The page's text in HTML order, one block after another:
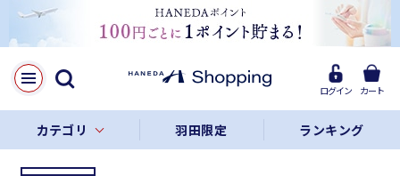
ログイン カート
カテゴリ 羽田限定 ランキング
LINE
Facebook
リンクをコピー